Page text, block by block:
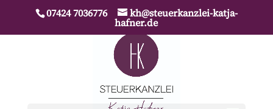
07424 7036776 kh@steuerkanzlei-katja-
hafner.de